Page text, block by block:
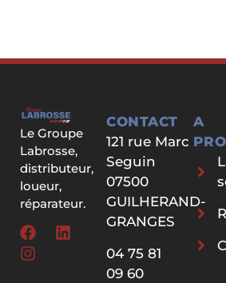
Le Groupe
Labrosse,
distributeur,
loueur,
réparateur.
CONTACT
121 rue Marc
Seguin
07500
GUILHERAND-
GRANGES
04 75 81
09 60
A